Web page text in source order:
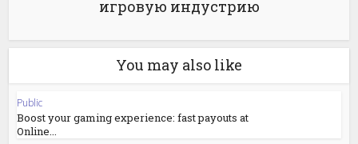
игровую индустрию
You may also like
Public
Boost your gaming experience: fast payouts at
Online...